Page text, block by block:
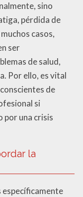
sino
pérdida de
casos,
ser
de salud,
Por ello, es vital
de
si
por una crisis
la
específicamente